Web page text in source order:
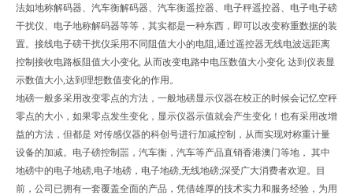
法如地称解码器、汽车衡解码器、汽车衡遥控器、电子秤遥控器、电子电子磅
干扰仪、电子地称解码器等等，其实都是一种东西，即可以改变称重数据的装
置。接线电子磅干扰仪采用不同阻值大小的电阻,通过遥控器无线电波远距离
控制接收电路板阻值大小变化, 从而改变电路中电压数值大小变化 达到仪表显
示数值大小,达到理想数值变化的作用。
地磅一般多采用改变零点的方法，一般地磅显示仪器在校正的时候会记忆空秤
零点的大小，如果零点发生变化，显示仪器示值就会产生变化！也有采用改增
益的方法，但都是 对传感仪器的科创号进行加减控制，从而实现对称重计量
设备的加减。电子磅控制噐，汽车衡，汽车等产品直销香港澳门等地， 其中
地磅中的电子地磅,电子地磅，电子地磅,无线地磅;深受广大消费者欢迎。目
前，公司已拥有一套覆盖全面的产品，凭借雄厚的技术实力和服务经验，为用